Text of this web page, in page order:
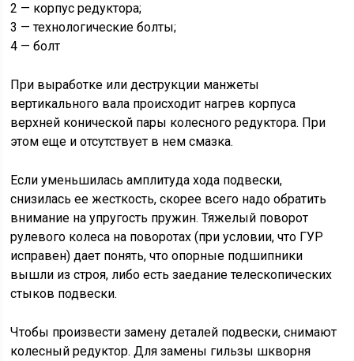
2 — корпус редуктора;
3 — технологические болты;
4 — болт
При выработке или деструкции манжеты
вертикального вала происходит нагрев корпуса
верхней конической пары колесного редуктора. При
этом еще и отсутствует в нем смазка.
Если уменьшилась амплитуда хода подвески,
снизилась ее жесткость, скорее всего надо обратить
внимание на упругость пружин. Тяжелый поворот
рулевого колеса на поворотах (при условии, что ГУР
исправен) дает понять, что опорные подшипники
вышли из строя, либо есть заедание телескопических
стыков подвески.
Чтобы произвести замену деталей подвески, снимают
колесный редуктор. Для замены гильзы шкворня